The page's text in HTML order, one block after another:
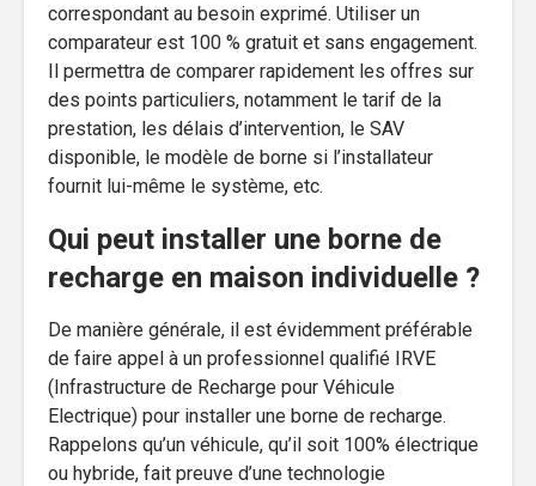
correspondant au besoin exprimé. Utiliser un
comparateur est 100 % gratuit et sans engagement.
Il permettra de comparer rapidement les offres sur
des points particuliers, notamment le tarif de la
prestation, les délais d’intervention, le SAV
disponible, le modèle de borne si l’installateur
fournit lui-même le système, etc.
Qui peut installer une borne de
recharge en maison individuelle ?
De manière générale, il est évidemment préférable
de faire appel à un professionnel qualifié IRVE
(Infrastructure de Recharge pour Véhicule
Electrique) pour installer une borne de recharge.
Rappelons qu’un véhicule, qu’il soit 100% électrique
ou hybride, fait preuve d’une technologie